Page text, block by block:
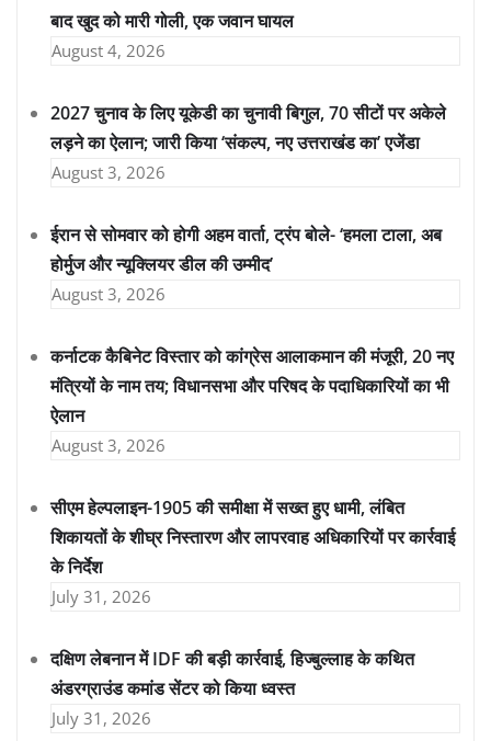
बाद खुद को मारी गोली, एक जवान घायल
August 4, 2026
2027 चुनाव के लिए यूकेडी का चुनावी बिगुल, 70 सीटों पर अकेले
लड़ने का ऐलान; जारी किया ‘संकल्प, नए उत्तराखंड का’ एजेंडा
August 3, 2026
ईरान से सोमवार को होगी अहम वार्ता, ट्रंप बोले- ‘हमला टाला, अब
होर्मुज और न्यूक्लियर डील की उम्मीद’
August 3, 2026
कर्नाटक कैबिनेट विस्तार को कांग्रेस आलाकमान की मंजूरी, 20 नए
मंत्रियों के नाम तय; विधानसभा और परिषद के पदाधिकारियों का भी
ऐलान
August 3, 2026
सीएम हेल्पलाइन-1905 की समीक्षा में सख्त हुए धामी, लंबित
शिकायतों के शीघ्र निस्तारण और लापरवाह अधिकारियों पर कार्रवाई
के निर्देश
July 31, 2026
दक्षिण लेबनान में IDF की बड़ी कार्रवाई, हिज्बुल्लाह के कथित
अंडरग्राउंड कमांड सेंटर को किया ध्वस्त
July 31, 2026